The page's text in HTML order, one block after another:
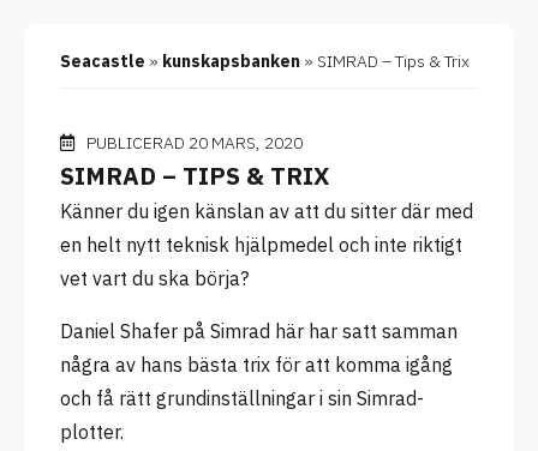
Seacastle » kunskapsbanken » SIMRAD – Tips & Trix
PUBLICERAD 20 MARS, 2020
SIMRAD – TIPS & TRIX
Känner du igen känslan av att du sitter där med
en helt nytt teknisk hjälpmedel och inte riktigt
vet vart du ska börja?
Daniel Shafer på Simrad här har satt samman
några av hans bästa trix för att komma igång
och få rätt grundinställningar i sin Simrad-
plotter.